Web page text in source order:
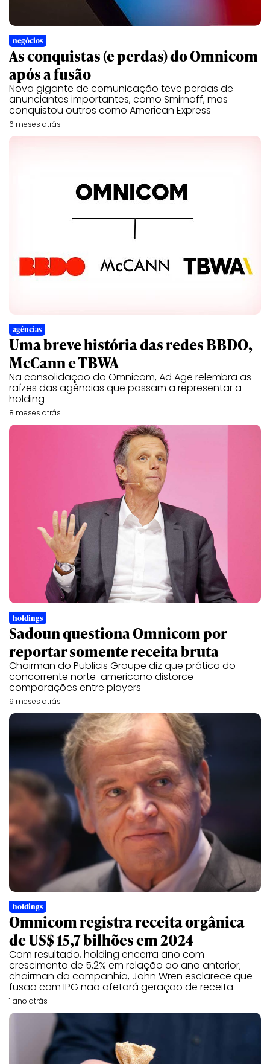
negócios
As conquistas (e perdas) do Omnicom
após a fusão
Nova gigante de comunicação teve perdas de
anunciantes importantes, como Smirnoff, mas
conquistou outros como American Express
6 meses atrás
agências
Uma breve história das redes BBDO,
McCann e TBWA
Na consolidação do Omnicom, Ad Age relembra as
raízes das agências que passam a representar a
holding
8 meses atrás
holdings
Sadoun questiona Omnicom por
reportar somente receita bruta
Chairman do Publicis Groupe diz que prática do
concorrente norte-americano distorce
comparações entre players
9 meses atrás
holdings
Omnicom registra receita orgânica
de US$ 15,7 bilhões em 2024
Com resultado, holding encerra ano com
crescimento de 5,2% em relação ao ano anterior;
chairman da companhia, John Wren esclarece que
fusão com IPG não afetará geração de receita
1 ano atrás